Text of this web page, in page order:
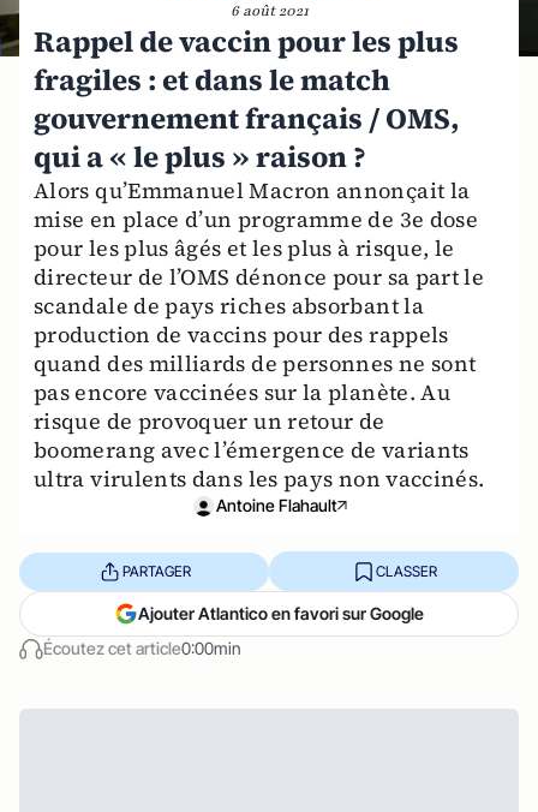
6 août 2021
Rappel de vaccin pour les plus
fragiles : et dans le match
gouvernement français / OMS,
qui a « le plus » raison ?
Alors qu’Emmanuel Macron annonçait la
mise en place d’un programme de 3e dose
pour les plus âgés et les plus à risque, le
directeur de l’OMS dénonce pour sa part le
scandale de pays riches absorbant la
production de vaccins pour des rappels
quand des milliards de personnes ne sont
pas encore vaccinées sur la planète. Au
risque de provoquer un retour de
boomerang avec l’émergence de variants
ultra virulents dans les pays non vaccinés.
Antoine Flahault
Écoutez cet article0:00min
PARTAGER CLASSER
Ajouter Atlantico en favori sur Google